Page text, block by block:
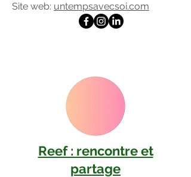
Site web: untempsavecsoi.com
Reef : rencontre et
partage